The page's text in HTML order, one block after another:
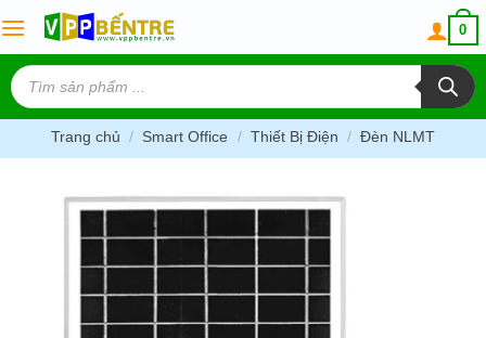
to
content
0
Tìm
kiếm
sản
phẩm
Trang chủ / Smart Office / Thiết Bị Điện / Đèn NLMT